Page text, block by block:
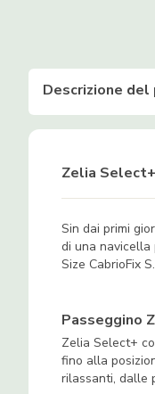
Descrizione
Zelia Select+
Sin dai primi
di una
Size CabrioFix
Passeggino
Zelia Select+
fino alla
rilassanti, dalle